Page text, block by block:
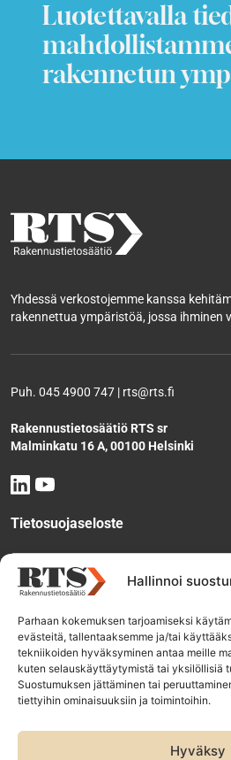
Hallinnoi
Parhaan kokemuksen tarjoamiseksi
evästeitä, tallentaaksemme ja/tai
tekniikoiden hyväksyminen antaa meille
kuten selauskäyttäytymistä tai yksilöllisiä
Suostumuksen jättäminen tai
tiettyihin ominaisuuksiin ja toimintoihin.
Hyväksy
Luotettavalla
rakennetun
Yhdessä verkostojemme kanssa
rakennettua ympäristöä, jossa ihminen
Puh. 045 4900 747 | rts@rts.fi
Rakennustietosäätiö RTS sr
Malminkatu 16 A, 00100 Helsinki
Tietosuojaseloste
Tee
Tilaa